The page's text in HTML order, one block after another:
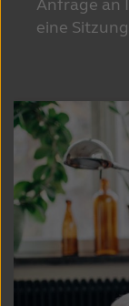
Anfrage an
eine